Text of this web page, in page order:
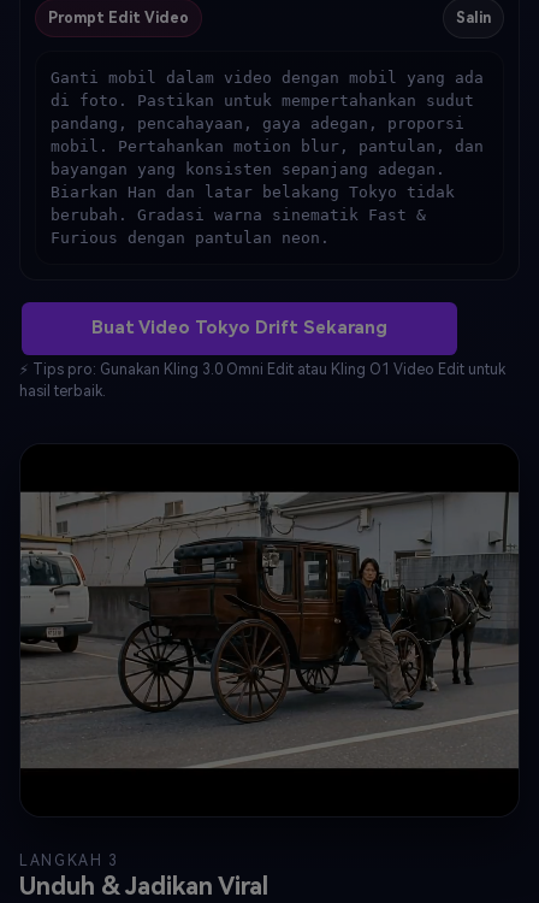
Prompt Edit Video Salin
Ganti mobil dalam video dengan mobil yang ada
di foto. Pastikan untuk mempertahankan sudut
pandang, pencahayaan, gaya adegan, proporsi
mobil. Pertahankan motion blur, pantulan, dan
bayangan yang konsisten sepanjang adegan.
Biarkan Han dan latar belakang Tokyo tidak
berubah. Gradasi warna sinematik Fast &
Furious dengan pantulan neon.
Buat Video Tokyo Drift Sekarang
⚡ Tips pro: Gunakan Kling 3.0 Omni Edit atau Kling O1 Video Edit untuk
hasil terbaik.
LANGKAH 3
Unduh & Jadikan Viral